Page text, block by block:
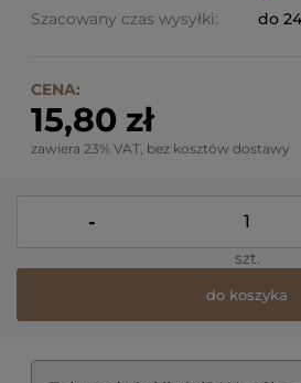
Szacowany czas wysyłki: do
CENA:
15,80 zł
zawiera 23% VAT, bez kosztów dostawy
-
szt.
do koszyka